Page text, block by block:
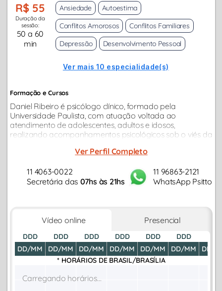
R$ 55
Duração da
sessão:
50 a 60
min
Ansiedade
Autoestima
Conflitos Amorosos
Conflitos Familiares
Depressão
Desenvolvimento Pessoal
Ver mais 10 especialidade(s)
Formação e Cursos
Daniel Ribeiro é psicólogo clínico, formado pela
Universidade Paulista, com atuação voltada ao
atendimento de adolescentes, adultos e idosos,
realizando acompanhamentos psicológicos sob o viés da
atendimentos online, desenvolvendo sua prática clínica...
Ver Perfil Completo
11 4063-0022
Secretária das 07hs às 21hs
11 96863-2121
WhatsApp Psitto
Vídeo online Presencial
DDD
DD/MM
DDD
DD/MM
DDD
DD/MM
DDD
DD/MM
DDD
DD/MM
DDD
DD/MM
DD/
* HORÁRIOS DE BRASIL/BRASÍLIA
Carregando horários...